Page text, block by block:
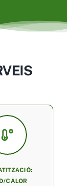
CALOR